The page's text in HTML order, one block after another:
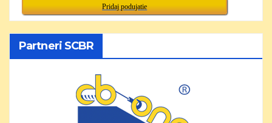
Pridaj podujatie
Partneri SCBR